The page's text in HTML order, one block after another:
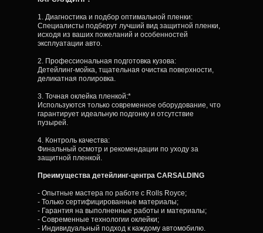
1. Диагностика и подбор оптимальной пленки:
Специалисты подберут лучший вид защитной пленки,
исходя из ваших пожеланий и особенностей
эксплуатации авто.
2. Профессиональная подготовка кузова:
Детейлинг-мойка, тщательная очистка поверхности,
деликатная полировка.
3. Точная оклейка пленкой:*
Используются только современное оборудование, что
гарантирует идеальную подгонку и отсутствие
пузырей.
4. Контроль качества:
Финальный осмотр и рекомендации по уходу за
защитной пленкой.
Преимущества детейлинг-центра CARSALDING
- Опытные мастера по работе с Rolls Royce;
- Только сертифицированные материалы;
- Гарантия на выполненные работы и материалы;
- Современные технологии оклейки;
- Индивидуальный подход к каждому автомобилю.